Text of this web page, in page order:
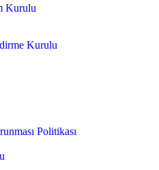
Kurulu
Kurulu
Politikası